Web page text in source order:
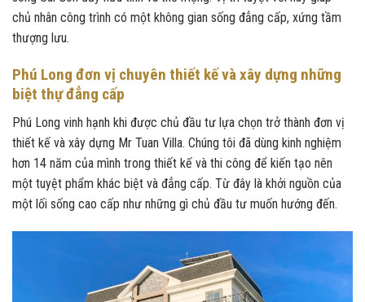
chủ nhân công trình có một không gian sống đẳng cấp, xứng tầm
thượng lưu.
Phú Long đơn vị chuyên thiết kế và xây dựng những
biệt thự đẳng cấp
Phú Long vinh hạnh khi được chủ đầu tư lựa chọn trở thành đơn vị
thiết kế và xây dựng Mr Tuan Villa. Chúng tôi đã dùng kinh nghiệm
hơn 14 năm của mình trong thiết kế và thi công để kiến tạo nên
một tuyệt phẩm khác biệt và đẳng cấp. Từ đây là khởi nguồn của
một lối sống cao cấp như những gì chủ đầu tư muốn hướng đến.